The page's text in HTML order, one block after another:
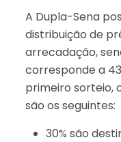
A Dupla-Sena
distribuição de
arrecadação,
corresponde a
primeiro sorteio,
são os seguintes:
30% são